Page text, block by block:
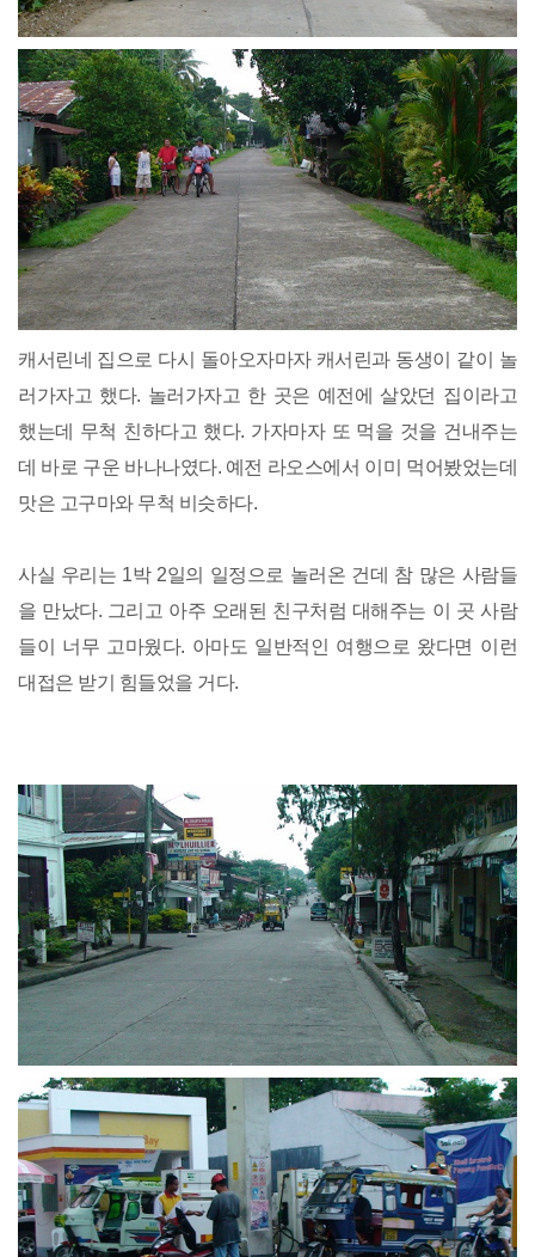
캐서린네 집으로 다시 돌아오자마자 캐서린과 동생이 같이 놀
러가자고 했다. 놀러가자고 한 곳은 예전에 살았던 집이라고
했는데 무척 친하다고 했다. 가자마자 또 먹을 것을 건내주는
데 바로 구운 바나나였다. 예전 라오스에서 이미 먹어봤었는데
맛은 고구마와 무척 비슷하다.
사실 우리는 1박 2일의 일정으로 놀러온 건데 참 많은 사람들
을 만났다. 그리고 아주 오래된 친구처럼 대해주는 이 곳 사람
들이 너무 고마웠다. 아마도 일반적인 여행으로 왔다면 이런
대접은 받기 힘들었을 거다.